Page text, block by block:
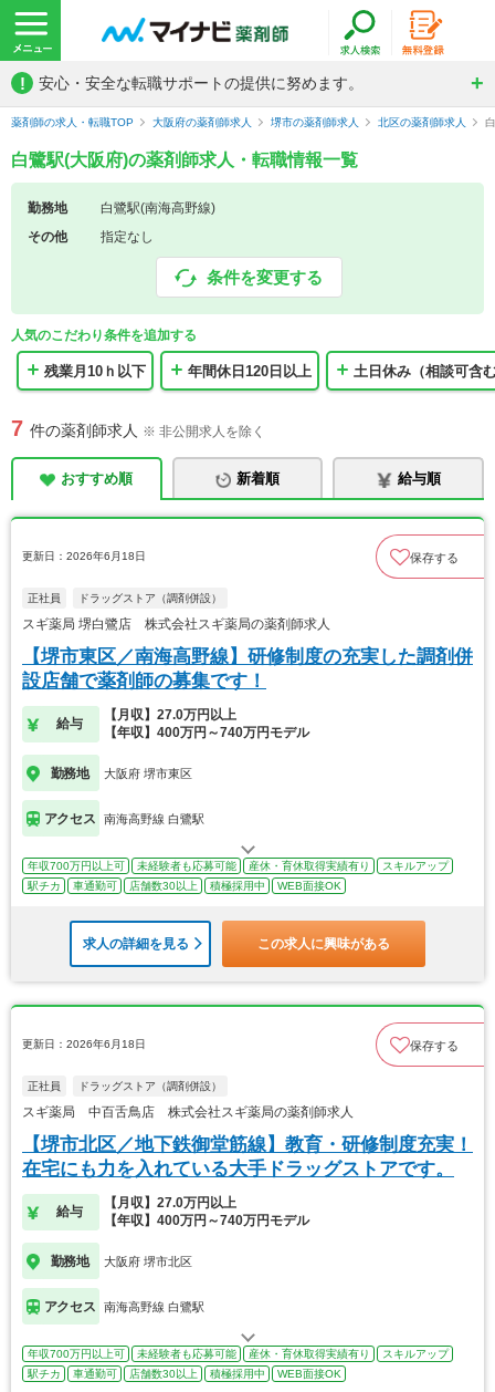
! 安心・安全な転職サポートの提供に努めます。
薬剤師の求人・転職TOP 大阪府の薬剤師求人 堺市の薬剤師求人 北区の薬剤師求人
白鷺駅(大阪府)の薬剤師求人・転職情報一覧
勤務地
白鷺駅(南海高野線)
その他
指定なし
条件を変更する
人気のこだわり条件を追加する
残業月10ｈ以下 年間休日120日以上 土日休み（相談可含
7 件の薬剤師求人 ※ 非公開求人を除く
おすすめ順 新着順 給与順
更新日：2026年6月18日 保存する
正社員 ドラッグストア（調剤併設）
スギ薬局 堺白鷺店 株式会社スギ薬局の薬剤師求人
【堺市東区／南海高野線】研修制度の充実した調剤併
設店舗で薬剤師の募集です！
給与
【月収】27.0万円以上
【年収】400万円～740万円モデル
勤務地 大阪府 堺市東区
アクセス 南海高野線 白鷺駅
年収700万円以上可 未経験者も応募可能 産休・育休取得実績有り
スキルアップ
駅チカ
車通勤可 店舗数30以上 積極採用中 WEB面接OK
求人の詳細を見る この求人に興味がある
更新日：2026年6月18日 保存する
正社員 ドラッグストア（調剤併設）
スギ薬局 中百舌鳥店 株式会社スギ薬局の薬剤師求人
【堺市北区／地下鉄御堂筋線】教育・研修制度充実！
在宅にも力を入れている大手ドラッグストアです。
給与
【月収】27.0万円以上
【年収】400万円～740万円モデル
勤務地 大阪府 堺市北区
アクセス 南海高野線 白鷺駅
年収700万円以上可 未経験者も応募可能 産休・育休取得実績有り
スキルアップ
駅チカ
車通勤可 店舗数30以上 積極採用中 WEB面接OK